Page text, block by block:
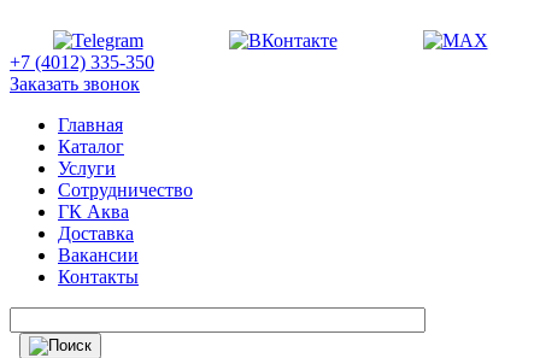
+7 (4012) 335-350
Заказать звонок
Главная
Каталог
Услуги
Сотрудничество
ГК Аква
Доставка
Вакансии
Контакты